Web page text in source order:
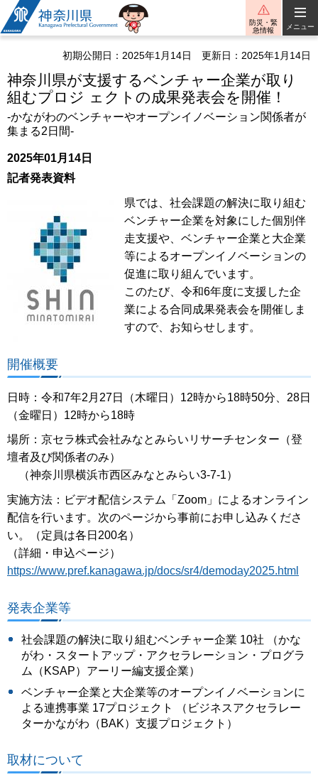
神奈川県
防災・緊
急情報
メニュー
初期公開日：2025年1月14日 更新日：2025年1月14日
神奈川県が支援するベンチャー企業が取り
組むプロジ ェクトの成果発表会を開催！
-かながわのベンチャーやオープンイノベーション関係者が
集まる2日間-
2025年01月14日
記者発表資料
県では、社会課題の解決に取り組む
ベンチャー企業を対象にした個別伴
走支援や、ベンチャー企業と大企業
等によるオープンイノベーションの
促進に取り組んでいます。
このたび、令和6年度に支援した企
業による合同成果発表会を開催しま
すので、お知らせします。
開催概要
日時：令和7年2月27日（木曜日）12時から18時50分、28日
（金曜日）12時から18時
場所：京セラ株式会社みなとみらいリサーチセンター（登
壇者及び関係者のみ）
（神奈川県横浜市西区みなとみらい3-7-1）
実施方法：ビデオ配信システム「Zoom」によるオンライン
配信を行います。次のページから事前にお申し込みくださ
い。（定員は各日200名）
（詳細・申込ページ）
https://www.pref.kanagawa.jp/docs/sr4/demoday2025.html
発表企業等
社会課題の解決に取り組むベンチャー企業 10社 （かな
がわ・スタートアップ・アクセラレーション・プログラ
ム（KSAP）アーリー編支援企業）
ベンチャー企業と大企業等のオープンイノベーションに
よる連携事業 17プロジェクト （ビジネスアクセラレー
ターかながわ（BAK）支援プロジェクト）
取材について